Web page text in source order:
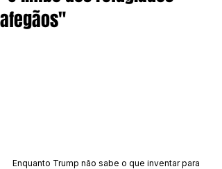
afegãos"
Enquanto Trump não sabe o que inventar para